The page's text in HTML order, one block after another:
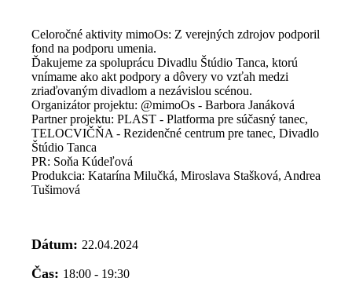
Celoročné aktivity mimoOs: Z verejných zdrojov podporil
fond na podporu umenia.
Ďakujeme za spoluprácu Divadlu Štúdio Tanca, ktorú
vnímame ako akt podpory a dôvery vo vzťah medzi
zriaďovaným divadlom a nezávislou scénou.
Organizátor projektu: @mimoOs - Barbora Janáková
Partner projektu: PLAST - Platforma pre súčasný tanec,
TELOCVIČŇA - Rezidenčné centrum pre tanec, Divadlo
Štúdio Tanca
PR: Soňa Kúdeľová
Produkcia: Katarína Milučká, Miroslava Stašková, Andrea
Tušimová
Dátum: 22.04.2024
Čas: 18:00 - 19:30